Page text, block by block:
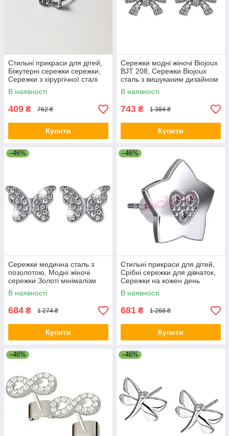
Стильні прикраси для дітей,
Біжутерні сережки сережки,
Сережки з хірургічної сталі
Мед золото JF-47
В наявності
409 ₴ 762 ₴
Купити
Сережки модні жіночі Biojoux
BJT 208, Сережки Biojoux
сталь з вишуканим дизайном
RI-61
В наявності
743 ₴ 1 384 ₴
Купити
–46%
Сережки медична сталь з
позолотою, Модні жіночі
сережки Золоті мінімалізм
YN-72
В наявності
684 ₴ 1 274 ₴
Купити
–46%
Стильні прикраси для дітей,
Срібні сережки для дівчаток,
Сережки на кожен день
дитячі KD-18
В наявності
681 ₴ 1 268 ₴
Купити
–46% –46%